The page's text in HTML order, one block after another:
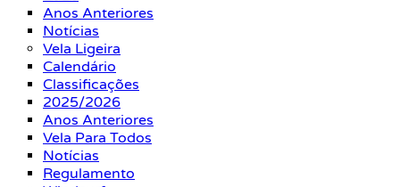
Anos Anteriores
Notícias
Vela Ligeira
Calendário
Classificações
2025/2026
Anos Anteriores
Vela Para Todos
Notícias
Regulamento